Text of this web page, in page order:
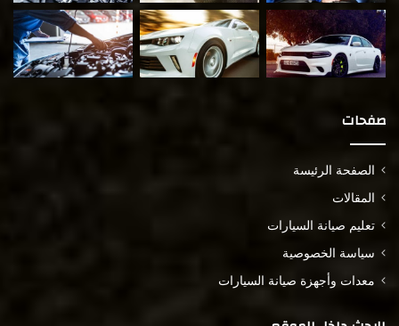
صفحات
الصفحة الرئيسة
المقالات
تعليم صيانة السيارات
سياسة الخصوصية
معدات وأجهزة صيانة السيارات